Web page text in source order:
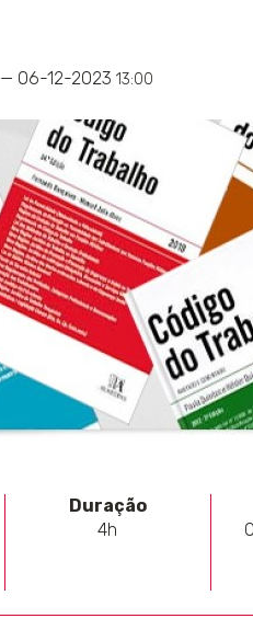
— 06-12-2023 13:00
Duração
4h